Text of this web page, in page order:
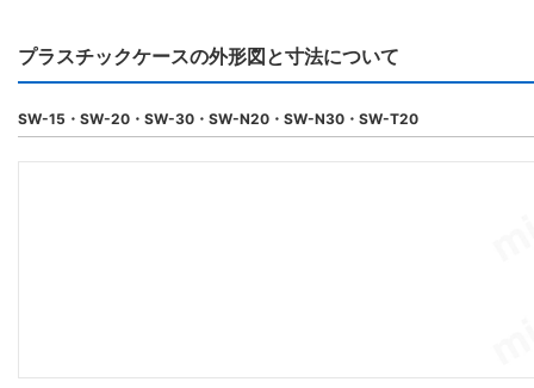
プラスチックケースの外形図と寸法について
SW-15・SW-20・SW-30・SW-N20・SW-N30・SW-T20